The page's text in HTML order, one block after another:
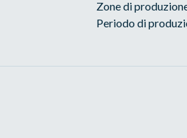
Zone di
Periodo di